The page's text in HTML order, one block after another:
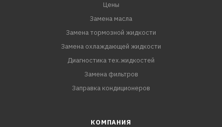
Цены
Замена масла
Замена тормозной жидкости
Замена охлаждающей жидкости
Диагностика тех.жидкостей
Замена фильтров
Заправка кондиционеров
КОМПАНИЯ